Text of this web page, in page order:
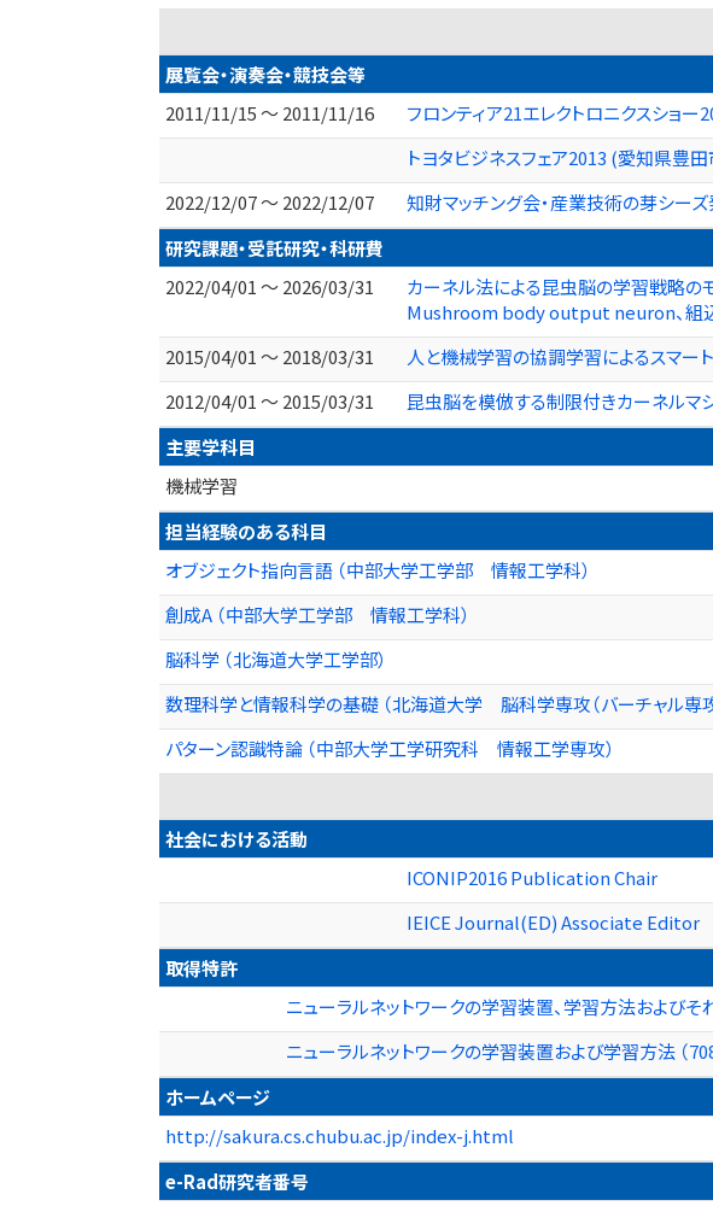
展覧会・演奏会・競技会等
2011/11/15 ～ 2011/11/16
フロンティア21エレクトロニクスショ
トヨタビジネスフェア2013 (愛知県豊
2022/12/07 ～ 2022/12/07
知財マッチング会・産業技術の芽シー
研究課題・受託研究・科研費
2022/04/01 ～ 2026/03/31
カーネル法による昆虫脳の学習戦略の
Mushroom body output neuron、組
2015/04/01 ～ 2018/03/31
人と機械学習の協調学習によるスマー
2012/04/01 ～ 2015/03/31
昆虫脳を模倣する制限付きカーネル
主要学科目
機械学習
担当経験のある科目
オブジェクト指向言語 （中部大学工学部 情報工学科）
創成A （中部大学工学部 情報工学科）
脳科学 （北海道大学工学部）
数理科学と情報科学の基礎 （北海道大学 脳科学専攻（バーチャル専攻
パターン認識特論 （中部大学工学研究科 情報工学専攻）
社会における活動
ICONIP2016 Publication Chair
IEICE Journal(ED) Associate Editor
取得特許
ニューラルネットワークの学習装置、学習方法およびそ
ニューラルネットワークの学習装置および学習方法 （
ホームページ
http://sakura.cs.chubu.ac.jp/index-j.html
e-Rad研究者番号